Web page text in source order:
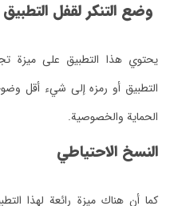
وضع التنكر لقفل التطبيق
يحتوي هذا التطبيق على ميزة
التطبيق أو رمزه إلى شيء أقل
الحماية والخصوصية.
النسخ الاحتياطي
كما أن هناك ميزة رائعة لهذا